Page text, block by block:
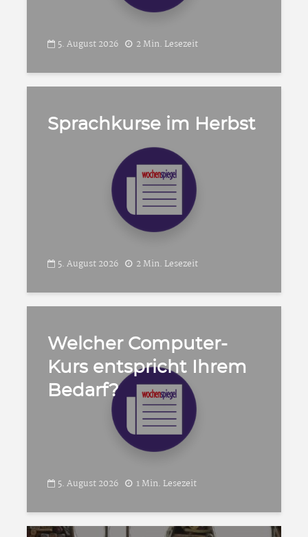
5. August 2026 2 Min. Lesezeit
Sprachkurse im Herbst
5. August 2026 2 Min. Lesezeit
Welcher Computer-
Kurs entspricht Ihrem
Bedarf?
5. August 2026 1 Min. Lesezeit